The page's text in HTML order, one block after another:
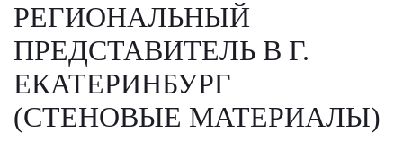
РЕГИОНАЛЬНЫЙ
ПРЕДСТАВИТЕЛЬ В Г.
ЕКАТЕРИНБУРГ
(СТЕНОВЫЕ МАТЕРИАЛЫ)